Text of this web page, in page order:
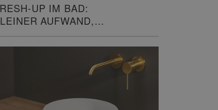
UP IM BAD:
AUFWAND,